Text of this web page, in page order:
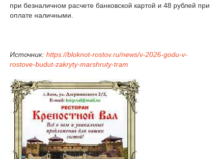
при безналичном расчете банковской картой и 48 рублей при
оплате наличными.
Источник: https://bloknot-rostov.ru/news/v-2026-godu-v-
rostove-budut-zakryty-marshruty-tram